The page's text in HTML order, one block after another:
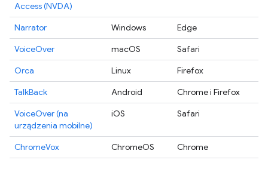
Access (NVDA)
Narrator Windows
Edge
VoiceOver
macOS
Safari
Orca
Linux
Firefox
TalkBack
Android
Chrome i Firefox
VoiceOver (na
urządzenia mobilne)
iOS Safari
ChromeVox ChromeOS Chrome